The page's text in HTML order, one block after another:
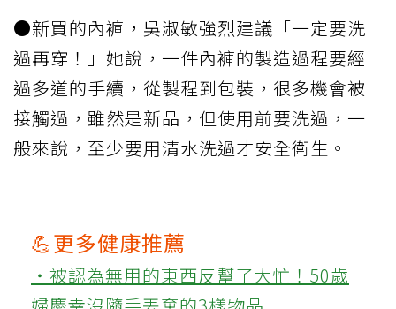
●新買的內褲，吳淑敏強烈建議「一定要洗
過再穿！」她說，一件內褲的製造過程要經
過多道的手續，從製程到包裝，很多機會被
接觸過，雖然是新品，但使用前要洗過，一
般來說，至少要用清水洗過才安全衛生。
💪更多健康推薦
‧被認為無用的東西反幫了大忙！50歲